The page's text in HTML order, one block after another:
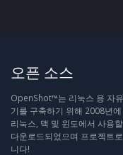
오픈 소스
OpenShot™는 리눅스 용 자
기를 구축하기 위해 2008년
리눅스, 맥 및 윈도에서 사용
다운로드되었으며 프로젝트
니다!